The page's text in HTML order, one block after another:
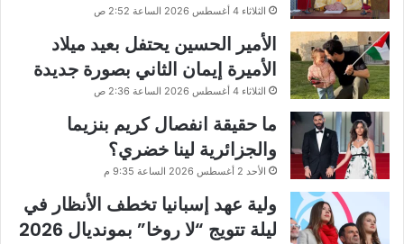
الثلاثاء 4 أغسطس 2026 الساعة 2:52 ص
الأمير الحسين يحتفل بعيد ميلاد
الأميرة إيمان الثاني بصورة جديدة
الثلاثاء 4 أغسطس 2026 الساعة 2:36 ص
ما حقيقة انفصال كريم بنزيما
والجزائرية لينا خضري؟
الأحد 2 أغسطس 2026 الساعة 9:35 م
ولية عهد إسبانيا تخطف الأنظار في
ليلة تتويج “لا روخا” بمونديال 2026